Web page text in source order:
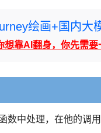
绘画+国内大
想靠AI翻身，你先需要
中处理，在他的调